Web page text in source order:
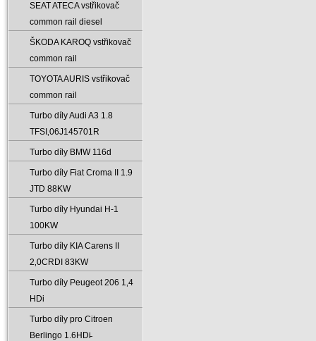
SEAT ATECA vstřikovač
common rail diesel
ŠKODA KAROQ vstřikovač
common rail
TOYOTA AURIS vstřikovač
common rail
Turbo díly Audi A3 1.8
TFSI‚06J145701R
Turbo díly BMW 116d
Turbo díly Fiat Croma II 1.9
JTD 88KW
Turbo díly Hyundai H-1
100KW
Turbo díly KIA Carens II
2‚0CRDI 83KW
Turbo díly Peugeot 206 1‚4
HDi
Turbo díly pro Citroen
Berlingo 1.6HDi̵